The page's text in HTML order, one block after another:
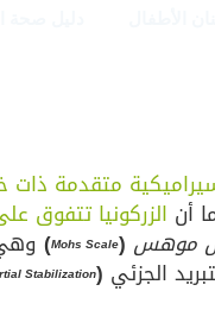
متقدمة ذات
أن الزركونيا تتفوق
موهس (
Mohs Scale
)
الجزئي (
Stabilization